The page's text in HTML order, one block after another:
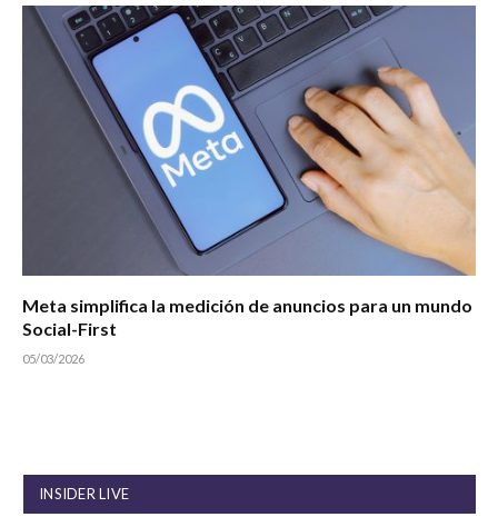
Meta simplifica la medición de anuncios para un mundo
Social-First
05/03/2026
INSIDER LIVE